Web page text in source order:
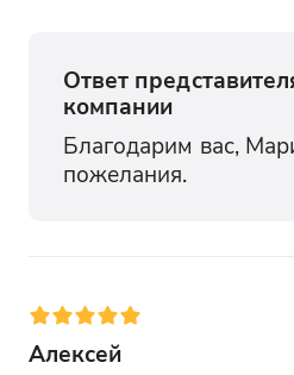
Ответ
компании
Благодарим вас,
пожелания.
Алексей